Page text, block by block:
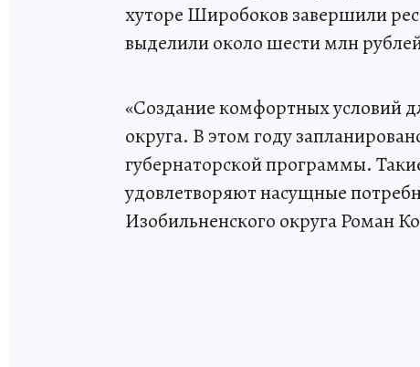
хуторе Широбоков завершили
выделили около шести млн
«Создание комфортных условий
округа. В этом году
губернаторской программы.
удовлетворяют насущные
Изобильненского округа Роман